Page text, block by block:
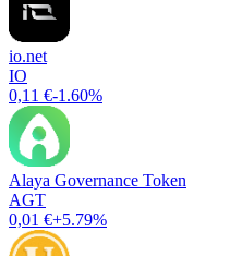
io.net
IO
0,11 €-1.60%
Alaya Governance Token
AGT
0,01 €+5.79%